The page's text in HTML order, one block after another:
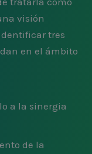
visión
tres
en el ámbito
a la sinergia
de la